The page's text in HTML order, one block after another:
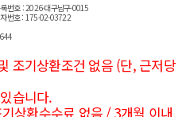
번호 : 2026-대구남구-0015
번호 : 175-02-03722
조기상환조건 없음 (단, 근저당
습니다.
상환수수료 없음 / 3개월 이내